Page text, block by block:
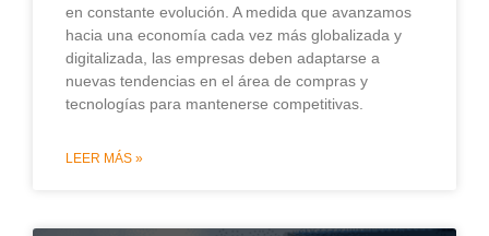
en constante evolución. A medida que avanzamos
hacia una economía cada vez más globalizada y
digitalizada, las empresas deben adaptarse a
nuevas tendencias en el área de compras y
tecnologías para mantenerse competitivas.
LEER MÁS »